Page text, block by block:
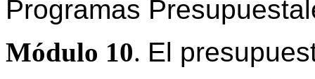
Programas
Módulo 10. El